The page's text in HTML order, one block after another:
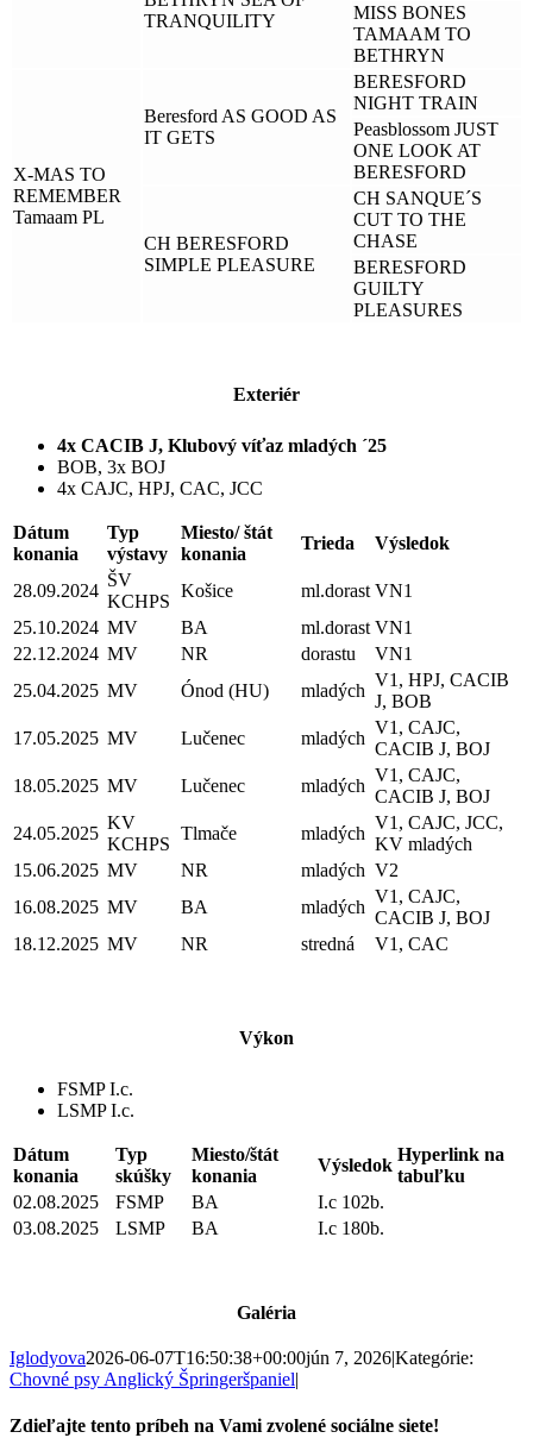
TRANQUILITY
MISS BONES
TAMAAM TO
BETHRYN
X-MAS TO
REMEMBER
Tamaam PL
Beresford AS GOOD AS
IT GETS
BERESFORD
NIGHT TRAIN
Peasblossom JUST
ONE LOOK AT
BERESFORD
CH BERESFORD
SIMPLE PLEASURE
CH SANQUE´S
CUT TO THE
CHASE
BERESFORD
GUILTY
PLEASURES
Exteriér
4x CACIB J, Klubový víťaz mladých ´25
BOB, 3x BOJ
4x CAJC, HPJ, CAC, JCC
Dátum
konania
Typ
výstavy
Miesto/ štát
konania
Trieda Výsledok
28.09.2024
ŠV
KCHPS
Košice ml.dorast VN1
25.10.2024 MV BA ml.dorast VN1
22.12.2024 MV NR dorastu
VN1
25.04.2025 MV Ónod (HU) mladých
V1, HPJ, CACIB
J, BOB
17.05.2025 MV Lučenec mladých
V1, CAJC,
CACIB J, BOJ
18.05.2025 MV Lučenec mladých
V1, CAJC,
CACIB J, BOJ
24.05.2025
KV
KCHPS
Tlmače mladých
V1, CAJC, JCC,
KV mladých
15.06.2025 MV NR mladých V2
16.08.2025 MV BA mladých
V1, CAJC,
CACIB J, BOJ
18.12.2025 MV NR stredná V1, CAC
Výkon
FSMP I.c.
LSMP I.c.
Dátum
konania
Typ
skúšky
Miesto/štát
konania
Výsledok
Hyperlink na
tabuľku
02.08.2025
FSMP BA
I.c 102b.
03.08.2025
LSMP BA I.c 180b.
Galéria
Iglodyova2026-06-07T16:50:38+00:00jún 7, 2026|Kategórie:
Chovné psy Anglický Špringeršpaniel|
Zdieľajte tento príbeh na Vami zvolené sociálne siete!